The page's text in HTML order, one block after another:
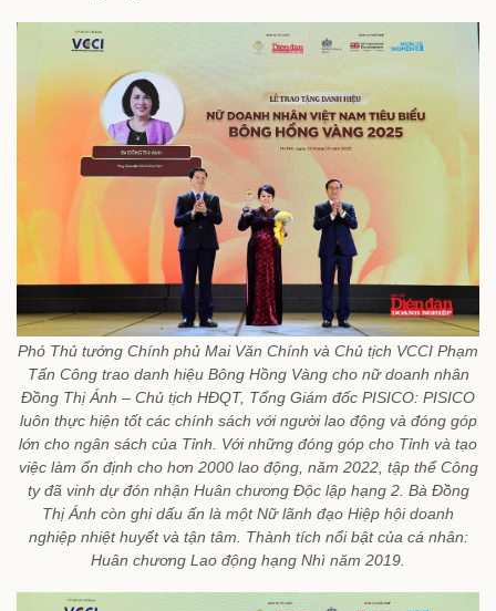
Phó Thủ tướng Chính phủ Mai Văn Chính và Chủ tịch VCCI Phạm
Tấn Công trao danh hiệu Bông Hồng Vàng cho nữ doanh nhân
Đồng Thị Ánh – Chủ tịch HĐQT, Tổng Giám đốc PISICO: PISICO
luôn thực hiện tốt các chính sách với người lao động và đóng góp
lớn cho ngân sách của Tỉnh. Với những đóng góp cho Tỉnh và tạo
việc làm ổn định cho hơn 2000 lao động, năm 2022, tập thể Công
ty đã vinh dự đón nhận Huân chương Độc lập hạng 2. Bà Đồng
Thị Ánh còn ghi dấu ấn là một Nữ lãnh đạo Hiệp hội doanh
nghiệp nhiệt huyết và tận tâm. Thành tích nổi bật của cá nhân:
Huân chương Lao động hạng Nhì năm 2019.